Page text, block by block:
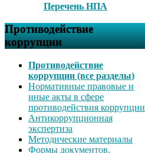
Перечень НПА
Противодействие
коррупции
Противодействие
коррупции (все разделы)
Нормативные правовые и
иные акты в сфере
противодействия коррупции
Антикоррупционная
экспертиза
Методические материалы
Формы документов,